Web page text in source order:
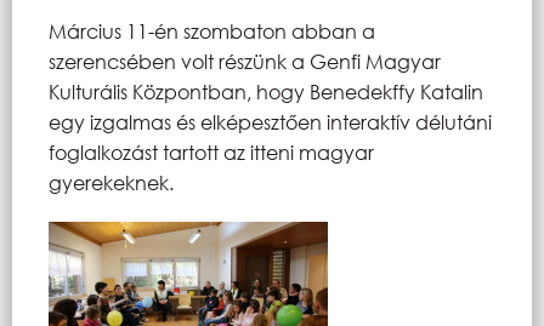
Március 11-én szombaton abban a
szerencsében volt részünk a Genfi Magyar
Kulturális Központban, hogy Benedekffy Katalin
egy izgalmas és elképesztően interaktív délutáni
foglalkozást tartott az itteni magyar
gyerekeknek.